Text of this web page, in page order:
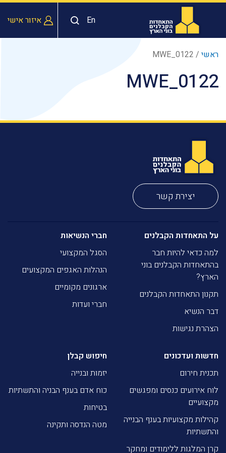
En איזור אישי
ראשי /
MWE_0122
MWE_0122
יצירת קשר
על התאחדות הקבלנים
למה כדאי להיות חבר
בהתאחדות הקבלנים בוני
הארץ?
תקנון התאחדות הקבלנים
דבר הנשיא
הצהרת נגישות
חברי הנשיאות
הסגל המקצועי
הנהלות האגפים המקצועים
ארגונים מקומיים
חברי ועדות
חדשות ועדכונים
תכנית חירום
לוח אירועים כנסים ומפגשים
מקצועיים
קהילות מקצועיות בענף הבנייה
והתשתיות
קרן המלגות ללימודים ומחקר
חיפוש קבלן
יזמות ובנייה
כוח אדם בענף הבניה והתשתיות
בטיחות
מטה הנדסה ותקינה